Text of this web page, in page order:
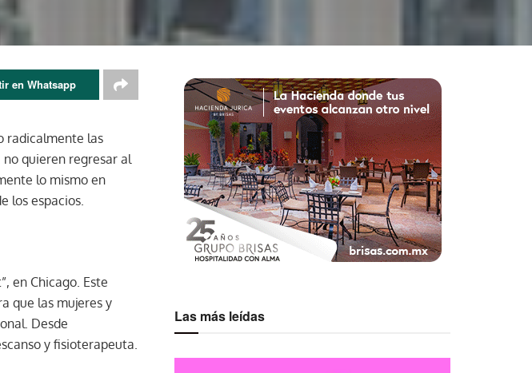
en Whatsapp
radicalmente las
quieren regresar al
lo mismo en
los espacios.
en Chicago. Este
que las mujeres y
Desde
y fisioterapeuta.
Las más leídas